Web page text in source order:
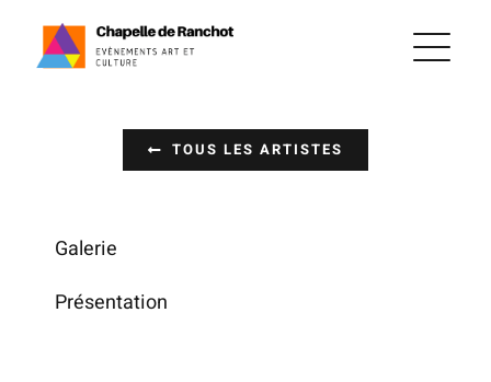
TOUS LES ARTISTES
Galerie
Présentation